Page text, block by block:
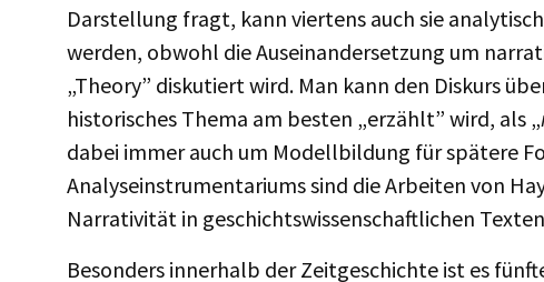
Darstellung fragt, kann viertens auch sie
werden, obwohl die Auseinandersetzung um
„Theory” diskutiert wird. Man kann den Diskurs
historisches Thema am besten „erzählt” wird, als „
dabei immer auch um Modellbildung für spätere
Analyseinstrumentariums sind die Arbeiten von
Narrativität in geschichtswissenschaftlichen
Besonders innerhalb der Zeitgeschichte ist es